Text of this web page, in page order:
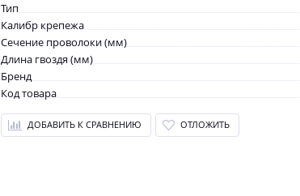
Тип
Калибр крепежа
Сечение проволоки (мм)
Длина гвоздя (мм)
Бренд
Код товара
ДОБАВИТЬ К СРАВНЕНИЮ ОТЛОЖИТЬ